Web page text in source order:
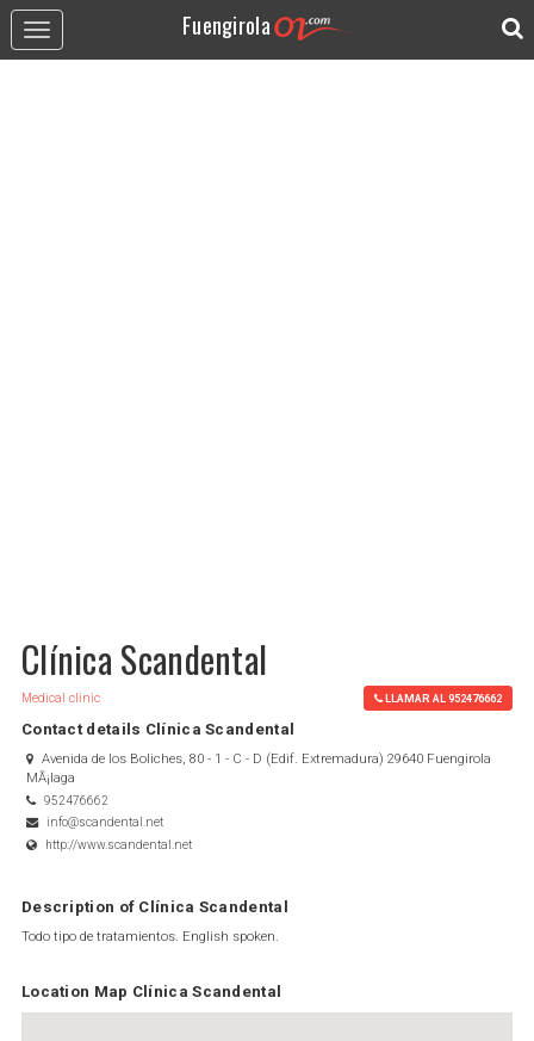
Toggle
navigation
Fuengirola
Clínica Scandental
Medical clinic LLAMAR AL 952476662
Contact details Clínica Scandental
Avenida de los Boliches, 80 - 1 - C - D (Edif. Extremadura) 29640 Fuengirola
MÃ¡laga
952476662
info@scandental.net
http://www.scandental.net
Description of Clínica Scandental
Todo tipo de tratamientos. English spoken.
Location Map Clínica Scandental